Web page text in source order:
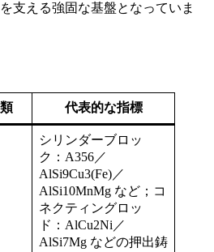
支える強固な基盤となっていま
代表的な指標
シリンダーブロッ
ク：A356／
AlSi9Cu3(Fe)／
AlSi10MnMg など；コ
ネクティングロッ
ド：AlCu2Ni／
AlSi7Mg などの押出鋳